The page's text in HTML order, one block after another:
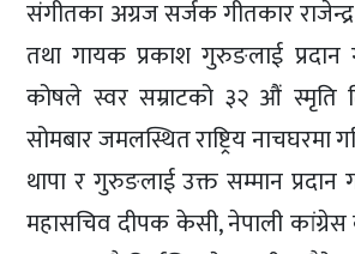
संगीतका अग्रज सर्जक गीतकार
तथा गायक प्रकाश गुरुङलाई
कोषले स्वर सम्राटको ३२ औं स्मृति
सोमबार जमलस्थित राष्ट्रिय नाचघरमा
थापा र गुरुङलाई उक्त सम्मान प्रदान
महासचिव दीपक केसी, नेपाली कांग्रेस